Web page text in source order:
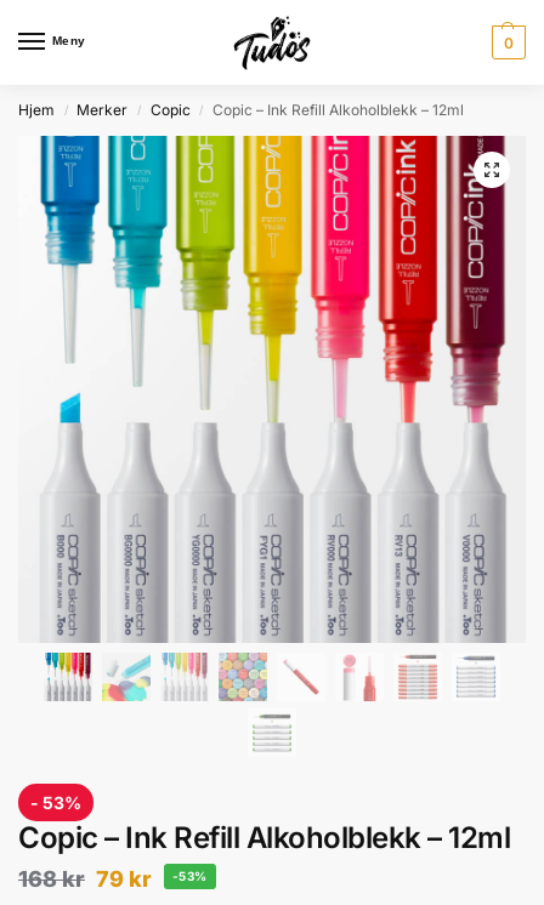
Meny 0
Hjem / Merker / Copic / Copic – Ink Refill Alkoholblekk – 12ml
- 53%
Copic – Ink Refill Alkoholblekk – 12ml
168kr 79 kr -53%